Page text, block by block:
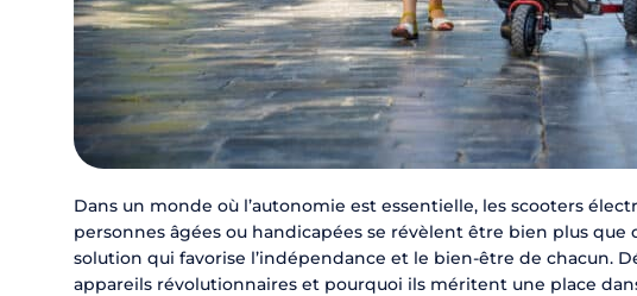
Dans un monde où l’autonomie est essentielle, les scooters
personnes âgées ou handicapées se révèlent être bien plus
solution qui favorise l’indépendance et le bien-être de chacun.
appareils révolutionnaires et pourquoi ils méritent une place